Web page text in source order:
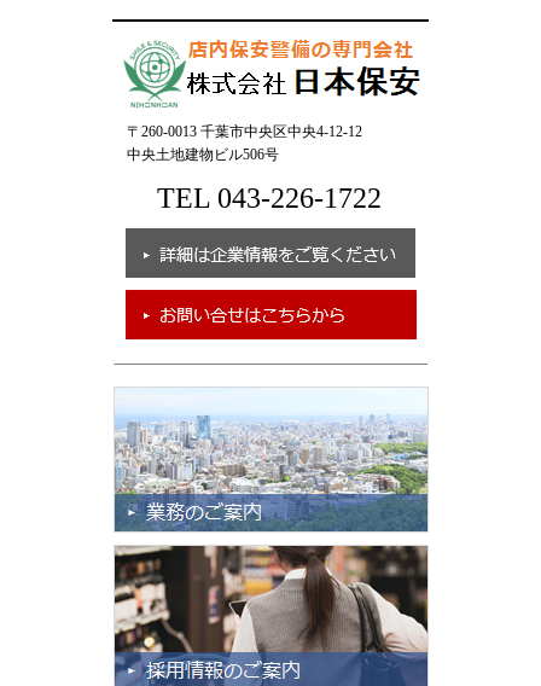
〒260-0013 千葉市中央区中央4-12-12
中央土地建物ビル506号
TEL 043-226-1722